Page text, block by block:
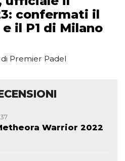
confermati il
il P1 di Milano
Premier Padel
Warrior 2022